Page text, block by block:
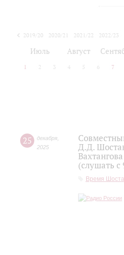
2019/20 2020/21 2021/22 2022/23
Июль Август
1 2 3 4 5 6 7
25 декабря
2025
Д.Д.
(слушать
Время